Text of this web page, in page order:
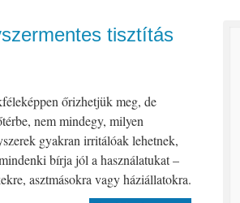
tisztítás
őrizhetjük meg, de
nem mindegy, milyen
gyakran irritálóak lehetnek,
bírja jól a használatukat –
asztmásokra vagy háziállatokra.